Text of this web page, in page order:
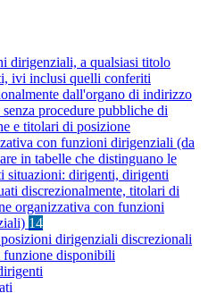
dirigenziali, a qualsiasi titolo
ivi inclusi quelli conferiti
dall'organo di indirizzo
procedure pubbliche di
e titolari di posizione
con funzioni dirigenziali (da
in tabelle che distinguano le
situazioni: dirigenti, dirigenti
discrezionalmente, titolari di
organizzativa con funzioni
14
dirigenziali discrezionali
funzione disponibili